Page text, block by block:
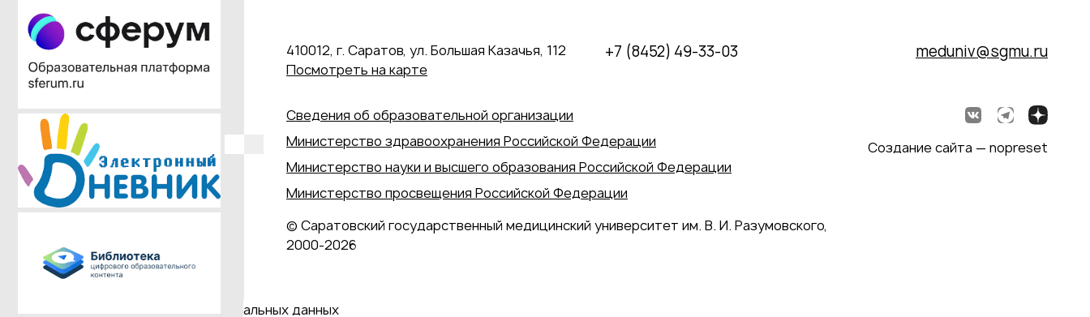
410012, г. Саратов, ул. Большая Казачья, 112
Посмотреть на карте
+7 (8452) 49-33-03 meduniv@sgmu.ru
Сведения об образовательной организации
Министерство здравоохранения Российской Федерации
Министерство науки и высшего образования Российской Федерации
Министерство просвещения Российской Федерации
© Саратовский государственный медицинский университет им. В. И. Разумовского,
2000‑2026
Создание сайта — nopreset
Даю согласие на обработку персональных данных